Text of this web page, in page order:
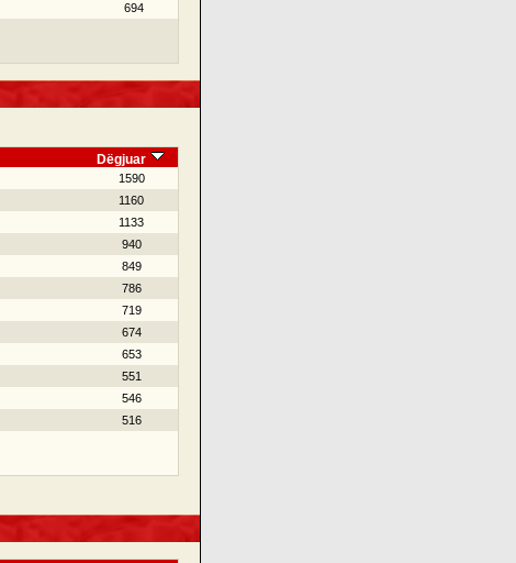
694
Dëgjuar
1590
1160
1133
940
849
786
719
674
653
551
546
516